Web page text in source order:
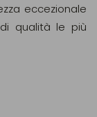
eccezionale
qualità le più